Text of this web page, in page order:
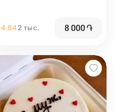
4.842 тыс. 8 000֏